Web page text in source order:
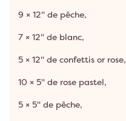
9 × 12" de pêche,
7 × 12" de blanc,
5 × 12" de confettis or rose,
10 × 5" de rose pastel,
5 × 5" de pêche,